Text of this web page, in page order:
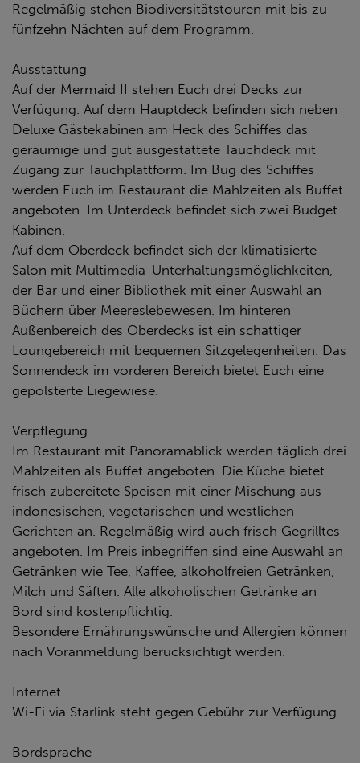
Regelmäßig stehen Biodiversitätstouren mit bis zu
fünfzehn Nächten auf dem Programm.
Ausstattung
Auf der Mermaid II stehen Euch drei Decks zur
Verfügung. Auf dem Hauptdeck befinden sich neben
Deluxe Gästekabinen am Heck des Schiffes das
geräumige und gut ausgestattete Tauchdeck mit
Zugang zur Tauchplattform. Im Bug des Schiffes
werden Euch im Restaurant die Mahlzeiten als Buffet
angeboten. Im Unterdeck befindet sich zwei Budget
Kabinen.
Auf dem Oberdeck befindet sich der klimatisierte
Salon mit Multimedia-Unterhaltungsmöglichkeiten,
der Bar und einer Bibliothek mit einer Auswahl an
Büchern über Meereslebewesen. Im hinteren
Außenbereich des Oberdecks ist ein schattiger
Loungebereich mit bequemen Sitzgelegenheiten. Das
Sonnendeck im vorderen Bereich bietet Euch eine
gepolsterte Liegewiese.
Verpflegung
Im Restaurant mit Panoramablick werden täglich drei
Mahlzeiten als Buffet angeboten. Die Küche bietet
frisch zubereitete Speisen mit einer Mischung aus
indonesischen, vegetarischen und westlichen
Gerichten an. Regelmäßig wird auch frisch Gegrilltes
angeboten. Im Preis inbegriffen sind eine Auswahl an
Getränken wie Tee, Kaffee, alkoholfreien Getränken,
Milch und Säften. Alle alkoholischen Getränke an
Bord sind kostenpflichtig.
Besondere Ernährungswünsche und Allergien können
nach Voranmeldung berücksichtigt werden.
Internet
Wi-Fi via Starlink steht gegen Gebühr zur Verfügung
Bordsprache